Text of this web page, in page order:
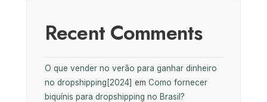
Recent Comments
O que vender no verão para ganhar dinheiro
no dropshipping[2024] em Como fornecer
biquínis para dropshipping no Brasil?